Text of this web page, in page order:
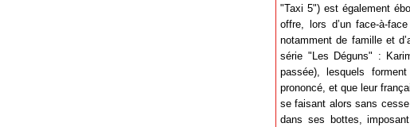
"Taxi 5") est également
offre, lors d’un face-à-
notamment de famille et
série "Les Déguns" :
passée), lesquels
prononcé, et que leur
se faisant alors sans
dans ses bottes,